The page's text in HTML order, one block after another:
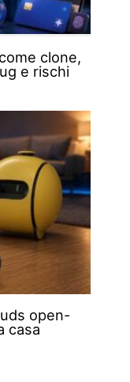
clone,
e rischi
open-
casa